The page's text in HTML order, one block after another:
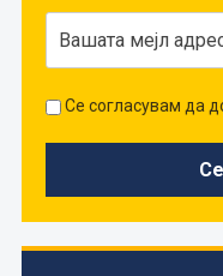
Се согласувам да